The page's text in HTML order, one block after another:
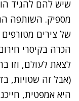
שיש להם להגיד
מספיק. השותפה
של צירים
הכרה בקיסרי
לצאת לעולם, וזו
(אבל זה שטויות,
היא אמפטית,